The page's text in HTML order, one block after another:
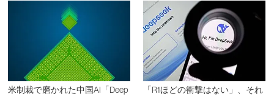
米制裁で磨かれた中国AI「Deep
「R1ほどの衝撃はない」、それ